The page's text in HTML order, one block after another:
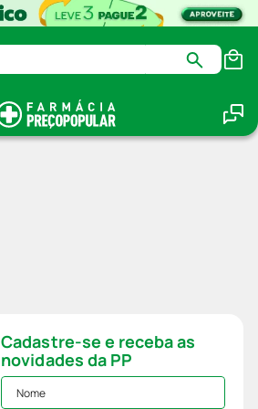
Cadastre-se e receba as
novidades da PP